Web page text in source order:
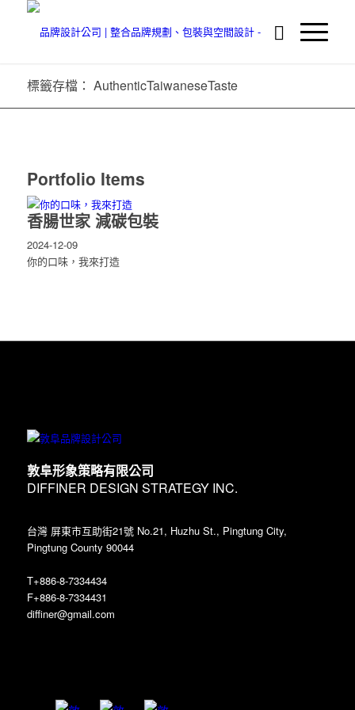
標籤存檔： AuthenticTaiwaneseTaste
Portfolio Items
香腸世家 減碳包裝
2024-12-09
你的口味，我來打造
敦阜形象策略有限公司
DIFFINER DESIGN STRATEGY INC.
台灣 屏東市互助街21號 No.21, Huzhu St., Pingtung City,
Pingtung County 90044
T+886-8-7334434
F+886-8-7334431
diffiner@gmail.com